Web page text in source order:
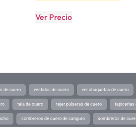
Ver Precio
de cuero vestidos de cuero ver chaquetas de cuero
tela de cuero tejer pulseras de cuero tapicerias
sombreros de cuero de canguro sombreros de